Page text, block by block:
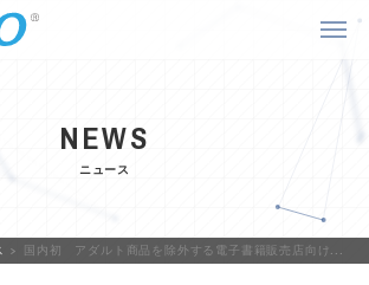
NEWS
ニュース
国内初 アダルト商品を除外する電子書籍販売店向け全自動広告出稿サービス ～「DFOアダルトフィルターオプション」がデータフィード広告への出稿を可能に ～